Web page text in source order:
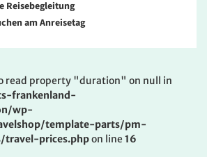
Reisebegleitung
am Anreisetag
read property "duration" on null in
frankenland-
wp-
template-parts/pm-
travel-prices.phpon line 16